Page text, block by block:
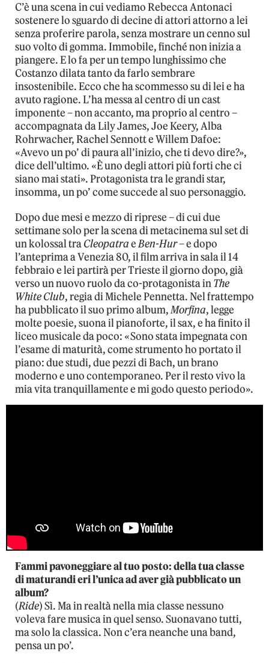
C’è una scena in cui vediamo Rebecca Antonaci
sostenere lo sguardo di decine di attori attorno a lei
senza proferire parola, senza mostrare un cenno sul
suo volto di gomma. Immobile, finché non inizia a
piangere. E lo fa per un tempo lunghissimo che
Costanzo dilata tanto da farlo sembrare
insostenibile. Ecco che ha scommesso su di lei e ha
avuto ragione. L’ha messa al centro di un cast
imponente – non accanto, ma proprio al centro –
accompagnata da Lily James, Joe Keery, Alba
Rohrwacher, Rachel Sennott e Willem Dafoe:
«Avevo un po’ di paura all’inizio, che ti devo dire?»,
dice dell’ultimo. «È uno degli attori più forti che ci
siano mai stati». Protagonista tra le grandi star,
insomma, un po’ come succede al suo personaggio.
Dopo due mesi e mezzo di riprese – di cui due
settimane solo per la scena di metacinema sul set di
un kolossal traCleopatraeBen-Hur– e dopo
l’anteprima a Venezia 80, il film arriva in sala il 14
febbraio e lei partirà per Trieste il giorno dopo, già
verso un nuovo ruolo da co-protagonista inThe
White Club, regia di Michele Pennetta. Nel frattempo
ha pubblicato il suo primo album,Morfina, legge
molte poesie, suona il pianoforte, il sax, e ha finito il
liceo musicale da poco: «Sono stata impegnata con
l’esame di maturità, come strumento ho portato il
piano: due studi, due pezzi di Bach, un brano
moderno e uno contemporaneo. Per il resto vivo la
mia vita tranquillamente e mi godo questo periodo».
Fammi pavoneggiare al tuo posto: della tua classe
di maturandi eri l’unica ad aver già pubblicato un
album?
(Ride) Sì. Ma in realtà nella mia classe nessuno
voleva fare musica in quel senso. Suonavano tutti,
ma solo la classica. Non c’era neanche una band,
pensa un po’.